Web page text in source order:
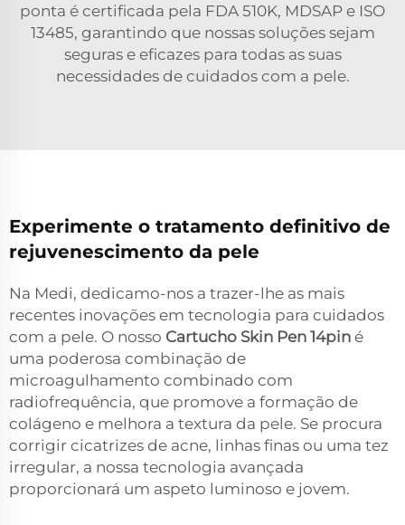
ponta é certificada pela FDA 510K, MDSAP e ISO
13485, garantindo que nossas soluções sejam
seguras e eficazes para todas as suas
necessidades de cuidados com a pele.
Experimente o tratamento definitivo de
rejuvenescimento da pele
Na Medi, dedicamo-nos a trazer-lhe as mais
recentes inovações em tecnologia para cuidados
com a pele. O nosso Cartucho Skin Pen 14pin é
uma poderosa combinação de
microagulhamento combinado com
radiofrequência, que promove a formação de
colágeno e melhora a textura da pele. Se procura
corrigir cicatrizes de acne, linhas finas ou uma tez
irregular, a nossa tecnologia avançada
proporcionará um aspeto luminoso e jovem.